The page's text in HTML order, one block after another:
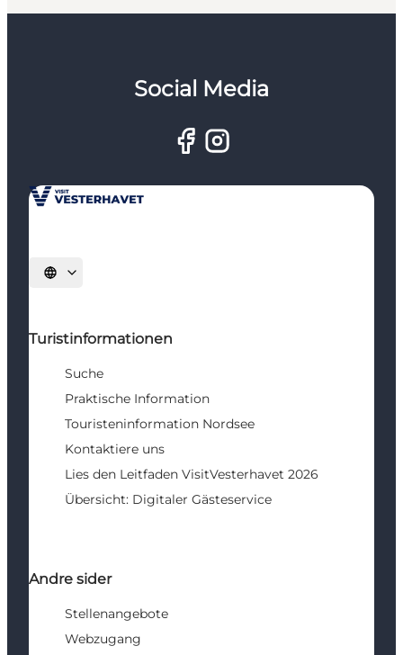
Social Media
Sprache auswählen
Turistinformationen
Suche
Praktische Information
Touristeninformation Nordsee
Kontaktiere uns
Lies den Leitfaden VisitVesterhavet 2026
Übersicht: Digitaler Gästeservice
Andre sider
Stellenangebote
Webzugang